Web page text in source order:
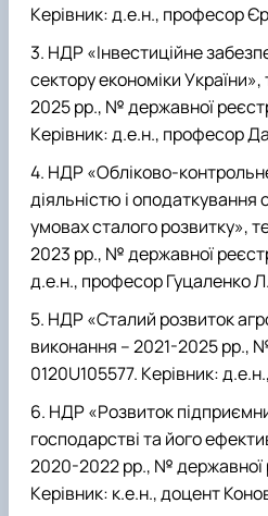
Керівник: д.е.н., професор
НДР «Інвестиційне
сектору економіки
2025 рр., № державної
Керівник: д.е.н., професор
НДР «Обліково-
діяльністю і
умовах сталого розвитку»,
2023 рр., № державної
д.е.н., професор Гуцаленко
НДР «Сталий розвиток
виконання – 2021-2025 рр.,
0120U105577. Керівник:
НДР «Розвиток
господарстві та його
2020-2022 рр., № державної
Керівник: к.е.н., доцент